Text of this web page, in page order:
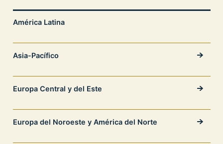
América Latina
Asia-Pacífico
Europa Central y del Este
Europa del Noroeste y América del Norte